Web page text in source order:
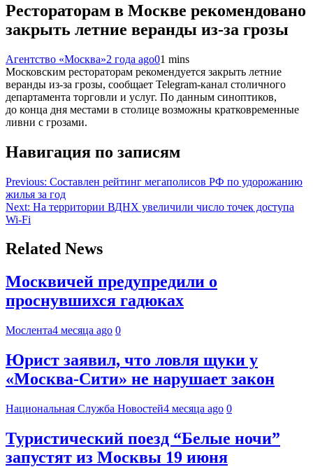
Рестораторам в Москве рекомендовано
закрыть летние веранды из-за грозы
Агентство «Москва»2 года ago01 mins
Московским рестораторам рекомендуется закрыть летние
веранды из-за грозы, сообщает Telegram-канал столичного
департамента торговли и услуг. По данным синоптиков,
до конца дня местами в столице возможны кратковременные
ливни с грозами.
Навигация по записям
Previous: Составлен рейтинг мегаполисов РФ по удорожанию
жилья за год
Next: На территории ВДНХ увеличили число точек доступа
Wi-Fi
Related News
Москвичей предупредили о
проснувшихся гадюках
Мослента4 месяца ago 0
Юрист заявил, что ловля щуки у
«Москва-Сити» не нарушает закон
Национальная Служба Новостей4 месяца ago 0
Туристический поезд “Белые ночи”
запустят из Москвы 19 июня